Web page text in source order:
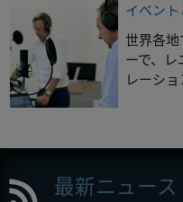
イベン
世界各
ーで、
レーショ
最新ニュース